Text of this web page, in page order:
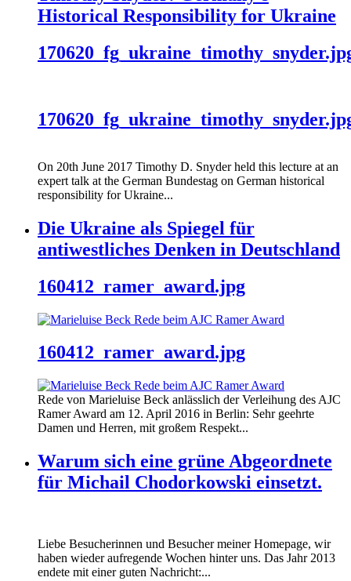
Historical Responsibility for Ukraine
On 20th June 2017 Timothy D. Snyder held this lecture at an
expert talk at the German Bundestag on German historical
responsibility for Ukraine...
Die Ukraine als Spiegel für
antiwestliches Denken in Deutschland
160412_ramer_award.jpg
160412_ramer_award.jpg
Rede von Marieluise Beck anlässlich der Verleihung des AJC
Ramer Award am 12. April 2016 in Berlin: Sehr geehrte
Damen und Herren, mit großem Respekt...
Warum sich eine grüne Abgeordnete
für Michail Chodorkowski einsetzt.
Liebe Besucherinnen und Besucher meiner Homepage, wir
haben wieder aufregende Wochen hinter uns. Das Jahr 2013
endete mit einer guten Nachricht:...